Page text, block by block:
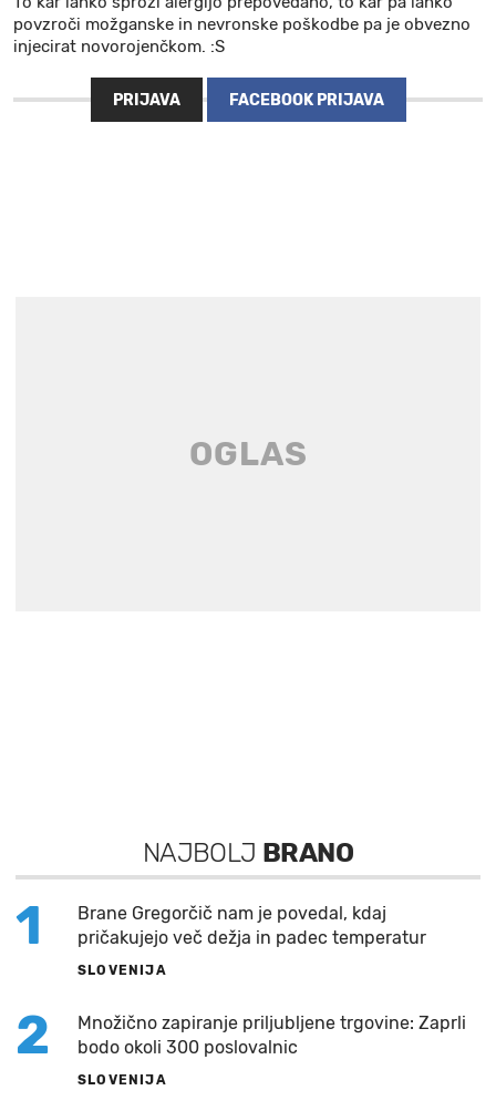
povzroči možganske in nevronske poškodbe pa je obvezno
injecirat novorojenčkom. :S
PRIJAVA FACEBOOK PRIJAVA
NAJBOLJ BRANO
1
Brane Gregorčič nam je povedal, kdaj
pričakujejo več dežja in padec temperatur
SLOVENIJA
2
Množično zapiranje priljubljene trgovine: Zaprli
bodo okoli 300 poslovalnic
SLOVENIJA